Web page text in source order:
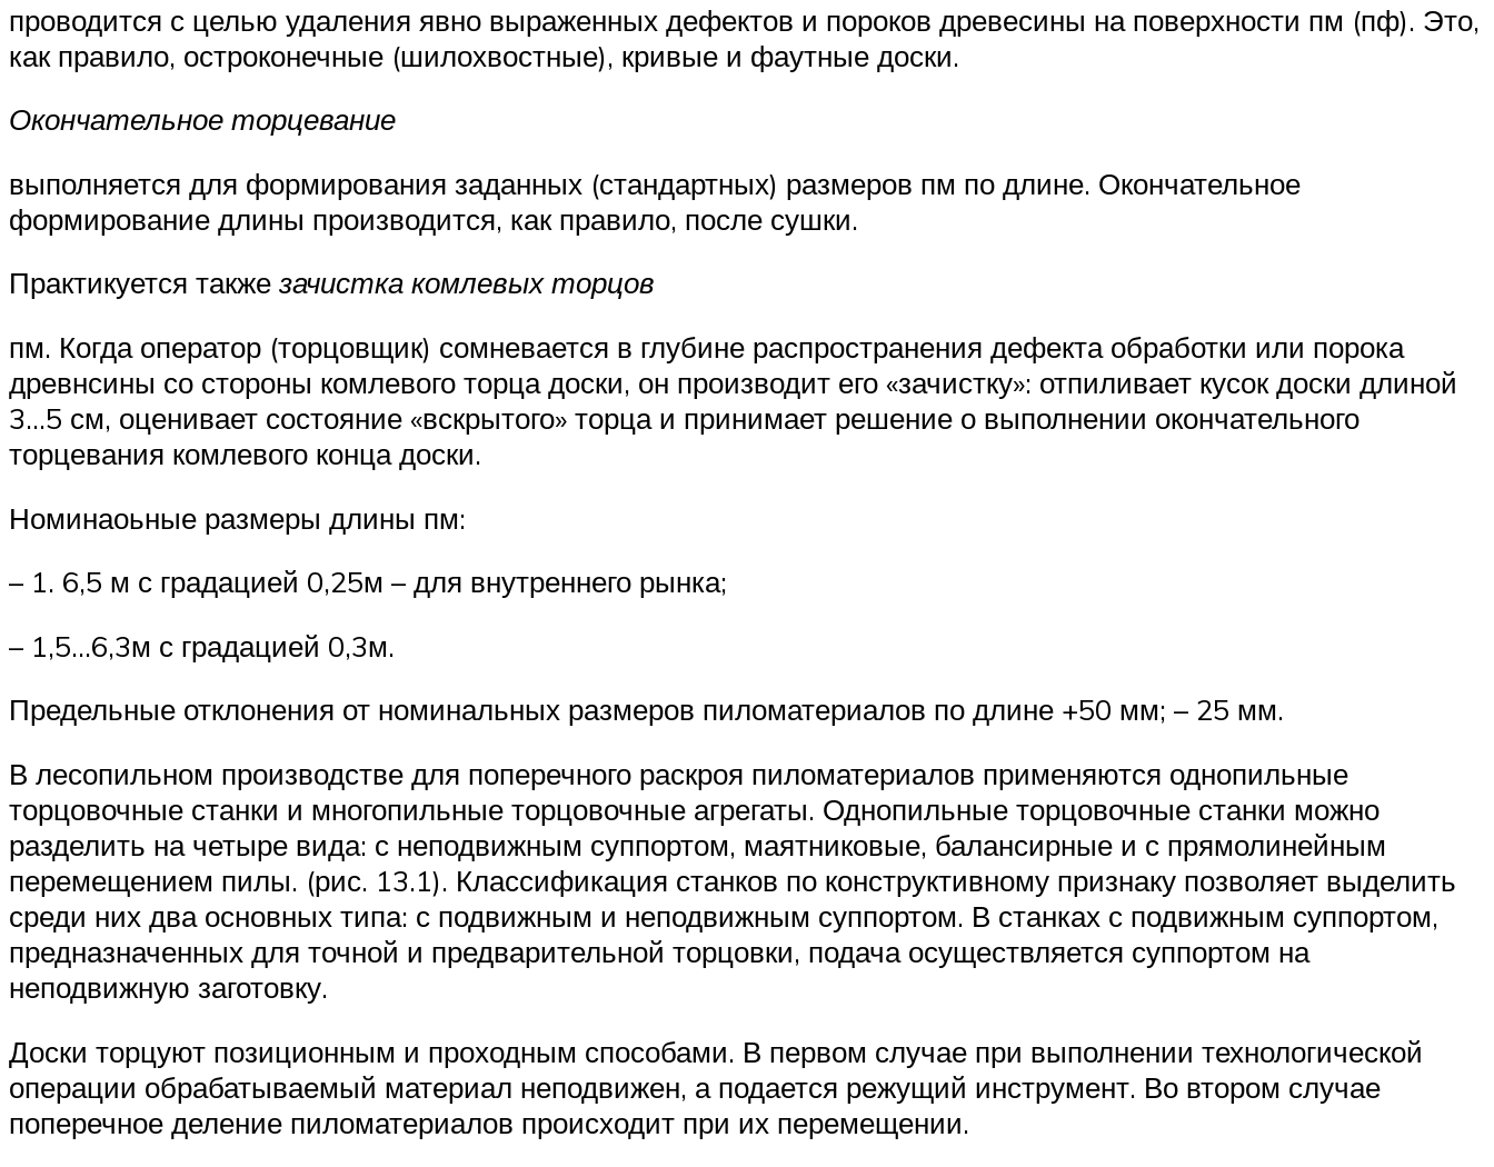
проводится с целью удаления явно выраженных дефектов и пороков древесины на поверхности пм (пф). Это,
как правило, остроконечные (шилохвостные), кривые и фаутные доски.
Окончательное торцевание
выполняется для формирования заданных (стандартных) размеров пм по длине. Окончательное
формирование длины производится, как правило, после сушки.
Практикуется также зачистка комлевых торцов
пм. Когда оператор (торцовщик) сомневается в глубине распространения дефекта обработки или порока
древнсины со стороны комлевого торца доски, он производит его «зачистку»: отпиливает кусок доски длиной
3…5 см, оценивает состояние «вскрытого» торца и принимает решение о выполнении окончательного
торцевания комлевого конца доски.
Номинаоьные размеры длины пм:
– 1. 6,5 м с градацией 0,25м – для внутреннего рынка;
– 1,5…6,3м с градацией 0,3м.
Предельные отклонения от номинальных размеров пиломатериалов по длине +50 мм; – 25 мм.
В лесопильном производстве для поперечного раскроя пиломатериалов применяются однопильные
торцовочные станки и многопильные торцовочные агрегаты. Однопильные торцовочные станки можно
разделить на четыре вида: с неподвижным суппортом, маятниковые, балансирные и с прямолинейным
перемещением пилы. (рис. 13.1). Классификация станков по конструктивному признаку позволяет выделить
среди них два основных типа: с подвижным и неподвижным суппортом. В станках с подвижным суппортом,
предназначенных для точной и предварительной торцовки, подача осуществляется суппортом на
неподвижную заготовку.
Доски торцуют позиционным и проходным способами. В первом случае при выполнении технологической
операции обрабатываемый материал неподвижен, а подается режущий инструмент. Во втором случае
поперечное деление пиломатериалов происходит при их перемещении.